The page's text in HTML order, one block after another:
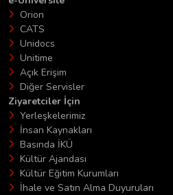
Orion
CATS
Unidocs
Unitime
Açık Erişim
Diğer Servisler
Ziyaretciler İçin
Yerleşkelerimiz
İnsan Kaynakları
Basında İKÜ
Kültür Ajandası
Kültür Eğitim Kurumları
İhale ve Satın Alma Duyuruları